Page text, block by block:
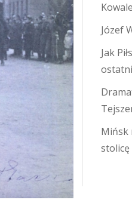
Józef
Jak
Mińsk
stolicę